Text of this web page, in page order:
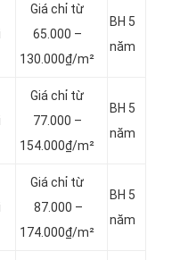
Giá chỉ từ
65.000 –
130.000₫/m²
BH 5
năm
Giá chỉ từ
77.000 –
154.000₫/m²
BH 5
năm
Giá chỉ từ
87.000 –
174.000₫/m²
BH 5
năm